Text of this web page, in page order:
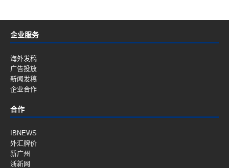
企业服务
海外发稿
广告投放
新闻发稿
企业合作
合作
IBNEWS
外汇牌价
新广州
浙新网